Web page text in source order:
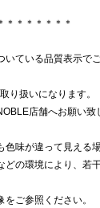
＊＊＊＊＊＊＊
ている品質表示でご
り扱いになります。
店舗へお願い致
味が違って見える場
どの環境により、若
ご参照ください。